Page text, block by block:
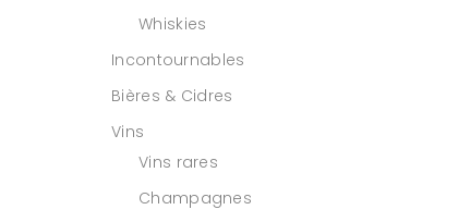
Whiskies
Incontournables
Bières & Cidres
Vins
Vins rares
Champagnes